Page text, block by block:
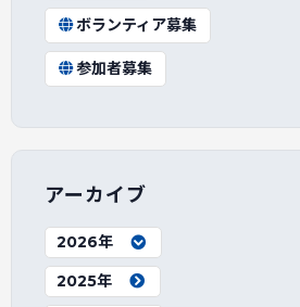
ボランティア募集
参加者募集
アーカイブ
2026年
2025年